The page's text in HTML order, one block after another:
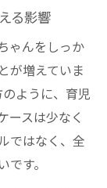
る影響
ゃんをしっか
が増えていま
ように、育児
ースは少なく
ではなく、全
す。